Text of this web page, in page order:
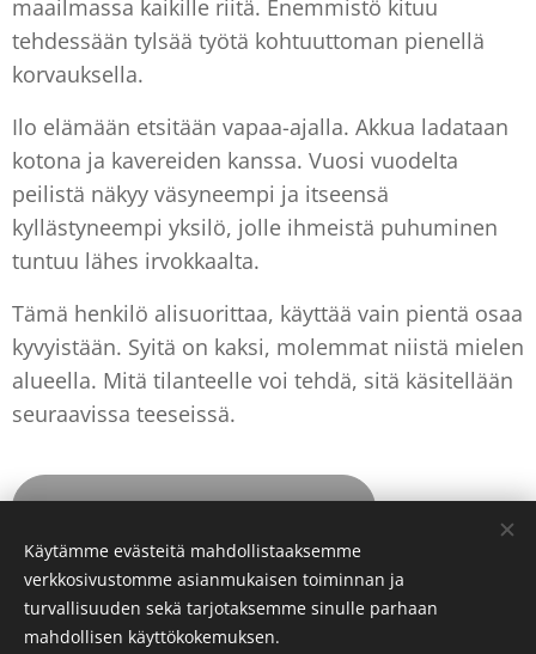
maailmassa kaikille riitä. Enemmistö kituu
tehdessään tylsää työtä kohtuuttoman pienellä
korvauksella.
Ilo elämään etsitään vapaa-ajalla. Akkua ladataan
kotona ja kavereiden kanssa. Vuosi vuodelta
peilistä näkyy väsyneempi ja itseensä
kyllästyneempi yksilö, jolle ihmeistä puhuminen
tuntuu lähes irvokkaalta.
Tämä henkilö alisuorittaa, käyttää vain pientä osaa
kyvyistään. Syitä on kaksi, molemmat niistä mielen
alueella. Mitä tilanteelle voi tehdä, sitä käsitellään
seuraavissa teeseissä.
7. Kaikki hyvä tehdään toisille
Evästeet
Käytämme evästeitä mahdollistaaksemme
verkkosivustomme asianmukaisen toiminnan ja
turvallisuuden sekä tarjotaksemme sinulle parhaan
mahdollisen käyttökokemuksen.